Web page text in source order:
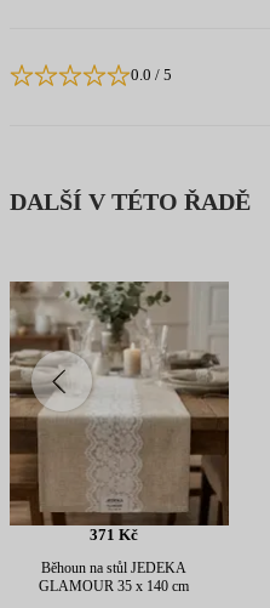
0.0 / 5
DALŠÍ V TÉTO ŘADĚ
371 Kč
Běhoun na stůl JEDEKA
GLAMOUR 35 x 140 cm